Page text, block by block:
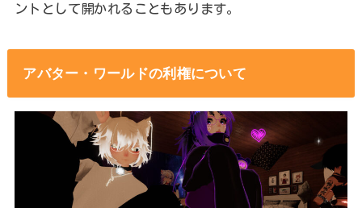
ントとして開かれることもあります。
アバター・ワールドの利権について